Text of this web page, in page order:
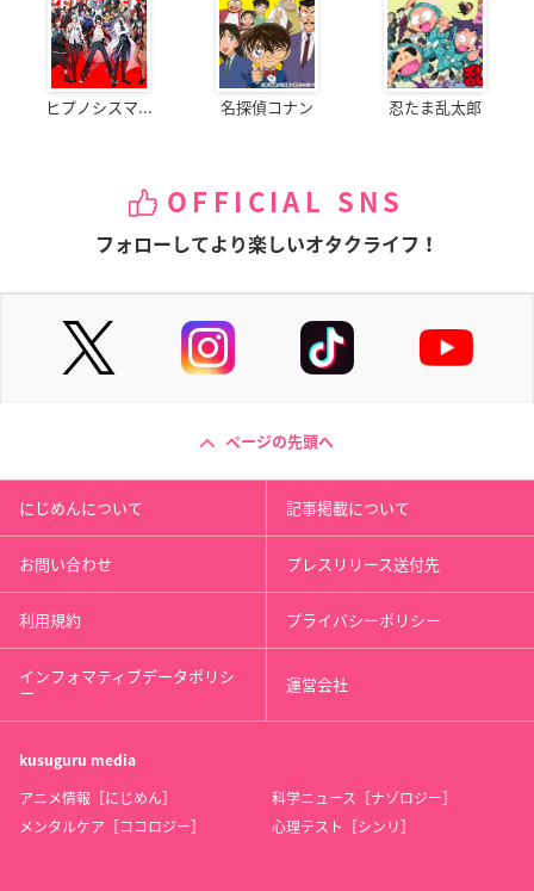
ヒプノシスマ... 名探偵コナン 忍たま乱太郎
OFFICIAL SNS
フォローしてより楽しいオタクライフ！
ページの先頭へ
にじめんについて 記事掲載について
お問い合わせ プレスリリース送付先
利用規約 プライバシーポリシー
インフォマティブデータポリシ
ー 運営会社
kusuguru media
アニメ情報［にじめん］
科学ニュース［ナゾロジー］
メンタルケア［ココロジー］
心理テスト［シンリ］